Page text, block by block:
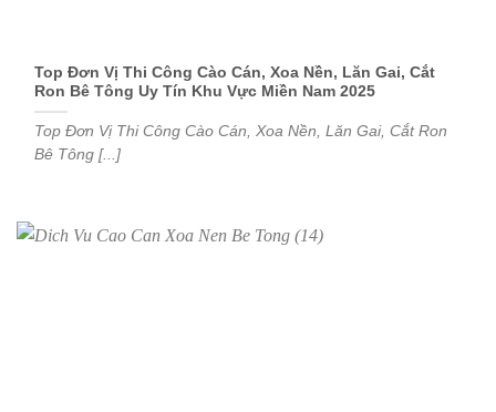
Top Đơn Vị Thi Công Cào Cán, Xoa Nền, Lăn Gai, Cắt
Ron Bê Tông Uy Tín Khu Vực Miền Nam 2025
Top Đơn Vị Thi Công Cào Cán, Xoa Nền, Lăn Gai, Cắt Ron
Bê Tông [...]